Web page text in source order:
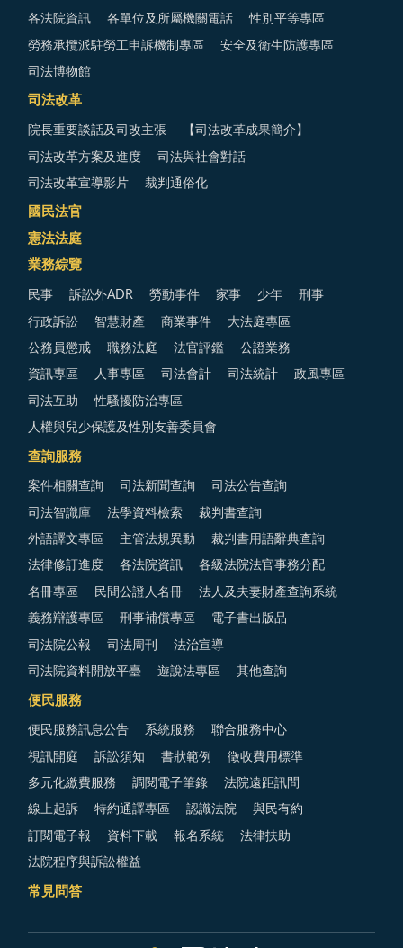
各法院資訊 各單位及所屬機關電話 性別平等專區
勞務承攬派駐勞工申訴機制專區 安全及衛生防護專區
司法博物館
司法改革
院長重要談話及司改主張 【司法改革成果簡介】
司法改革方案及進度 司法與社會對話
司法改革宣導影片 裁判通俗化
國民法官
憲法法庭
業務綜覽
民事 訴訟外ADR 勞動事件 家事 少年 刑事
行政訴訟 智慧財產 商業事件 大法庭專區
公務員懲戒 職務法庭 法官評鑑 公證業務
資訊專區 人事專區 司法會計 司法統計 政風專區
司法互助 性騷擾防治專區
人權與兒少保護及性別友善委員會
查詢服務
案件相關查詢 司法新聞查詢 司法公告查詢
司法智識庫 法學資料檢索 裁判書查詢
外語譯文專區 主管法規異動 裁判書用語辭典查詢
法律修訂進度 各法院資訊 各級法院法官事務分配
名冊專區 民間公證人名冊 法人及夫妻財產查詢系統
義務辯護專區 刑事補償專區 電子書出版品
司法院公報 司法周刊 法治宣導
司法院資料開放平臺 遊說法專區 其他查詢
便民服務
便民服務訊息公告 系統服務 聯合服務中心
視訊開庭 訴訟須知 書狀範例 徵收費用標準
多元化繳費服務 調閱電子筆錄 法院遠距訊問
線上起訴 特約通譯專區 認識法院 與民有約
訂閱電子報 資料下載 報名系統 法律扶助
法院程序與訴訟權益
常見問答